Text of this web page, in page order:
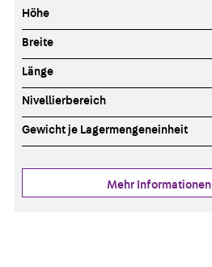
Höhe
Breite
Länge
Nivellierbereich
Gewicht je Lagermengeneinheit
Mehr Informationen